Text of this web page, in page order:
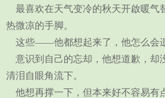
最喜欢在天气变冷的秋天开啟暖气
热微凉的手脚。
这些——他都想起来了，他怎么会
意识到自己的忘却，他想道歉，却
清泪自眼角流下。
他想再撑一下，但本来好不容易有